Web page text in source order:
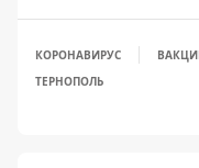
КОРОНАВИРУС
ТЕРНОПОЛЬ